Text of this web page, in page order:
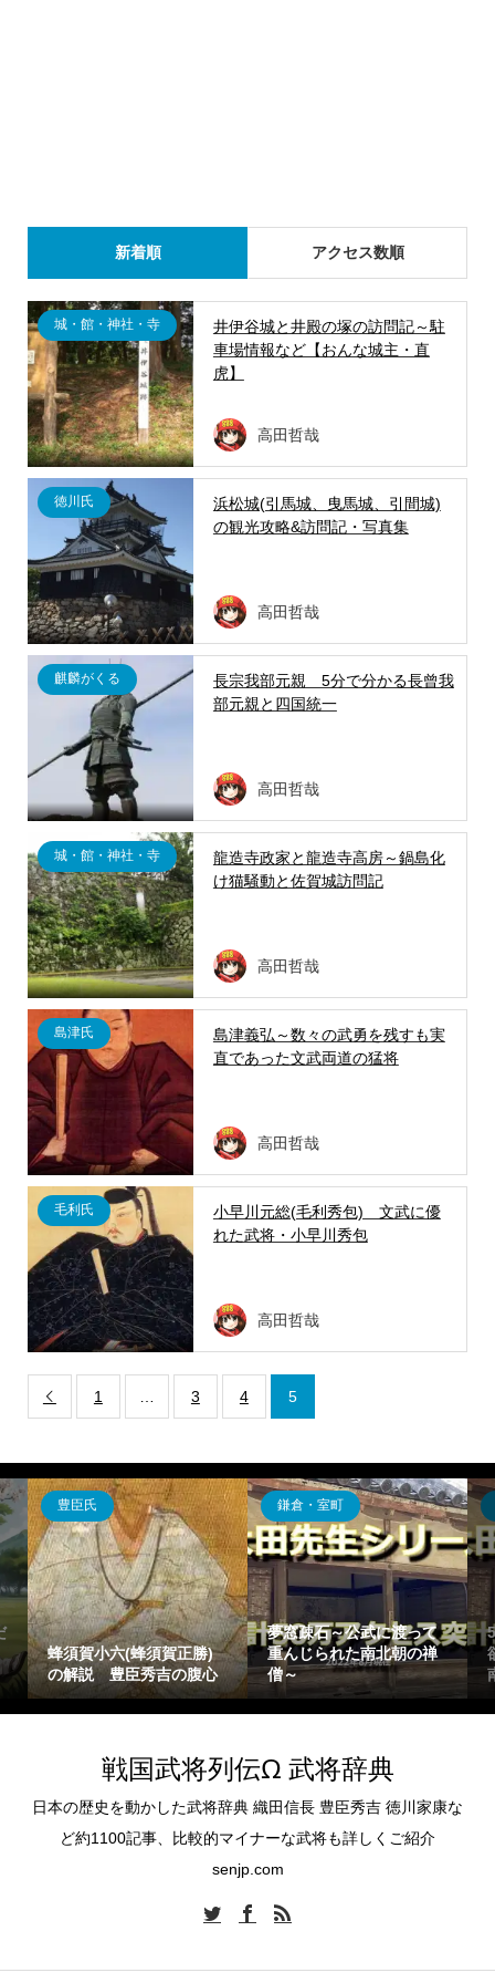
新着順 アクセス数順
城・館・神社・寺
井伊谷城と井殿の塚の訪問記～駐
車場情報など【おんな城主・直
虎】
高田哲哉
徳川氏
浜松城(引馬城、曳馬城、引間城)
の観光攻略&訪問記・写真集
高田哲哉
麒麟がくる
長宗我部元親 5分で分かる長曾我
部元親と四国統一
高田哲哉
城・館・神社・寺
龍造寺政家と龍造寺高房～鍋島化
け猫騒動と佐賀城訪問記
高田哲哉
島津氏
島津義弘～数々の武勇を残すも実
直であった文武両道の猛将
高田哲哉
毛利氏
小早川元総(毛利秀包) 文武に優
れた武将・小早川秀包
高田哲哉
 1 3 4 5
豊臣氏
蜂須賀小六(蜂須賀正勝)
の解説 豊臣秀吉の腹心
鎌倉・室町
夢窓疎石～公武に渡って
重んじられた南北朝の禅
僧～
戦国武将列伝Ω 武将辞典
日本の歴史を動かした武将辞典 織田信長 豊臣秀吉 徳川家康な
ど約1100記事、比較的マイナーな武将も詳しくご紹介
senjp.com